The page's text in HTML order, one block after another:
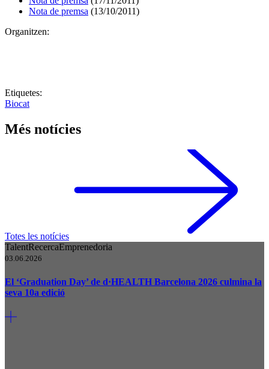
Nota de premsa (13/10/2011)
Organitzen:
Etiquetes:
Biocat
Més notícies
Totes les notícies
TalentRecercaEmprenedoria
03.06.2026
El ‘Graduation Day’ de d·HEALTH Barcelona 2026 culmina la
seva 10a edició